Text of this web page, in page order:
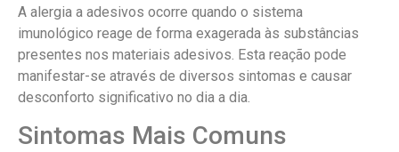
A alergia a adesivos ocorre quando o sistema
imunológico reage de forma exagerada às substâncias
presentes nos materiais adesivos. Esta reação pode
manifestar-se através de diversos sintomas e causar
desconforto significativo no dia a dia.
Sintomas Mais Comuns